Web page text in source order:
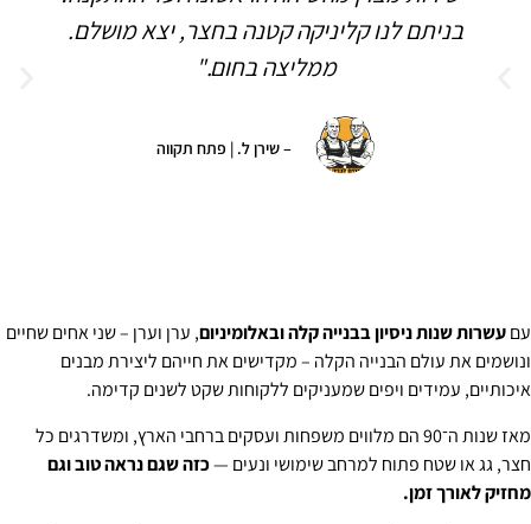
בניתם לנו קליניקה קטנה בחצר, יצא מושלם.
ממליצה בחום."
– שירן ל. | פתח תקווה
עשרות שנות ניסיון בבנייה קלה ובאלומיניום, ערן וערן – שני אחים שחיים
את עולם הבנייה הקלה – מקדישים את חייהם ליצירת מבנים
עמידים ויפים שמעניקים ללקוחות שקט לשנים קדימה.
מאז שנות ה־90 הם מלווים משפחות ועסקים ברחבי הארץ, ומשדרגים כל
גג או שטח פתוח למרחב שימושי ונעים —כזה שגם נראה טוב וגם
לאורך זמן.